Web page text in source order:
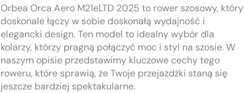
Orbea Orca Aero M21eLTD 2025 to rower szosowy, który
doskonale łączy w sobie doskonałą wydajność i
elegancki design. Ten model to idealny wybór dla
kolarzy, którzy pragną połączyć moc i styl na szosie. W
naszym opisie przedstawimy kluczowe cechy tego
roweru, które sprawią, że Twoje przejażdżki staną się
jeszcze bardziej spektakularne.